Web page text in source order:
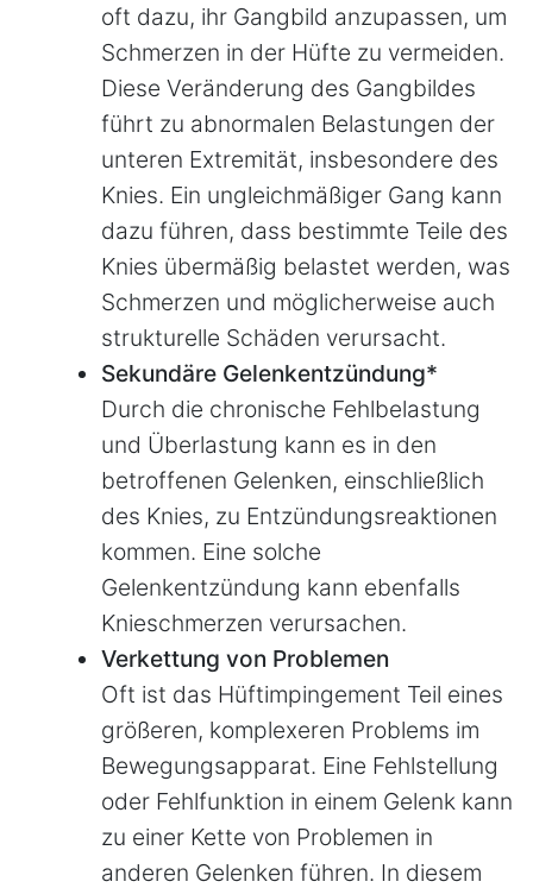
oft dazu, ihr Gangbild anzupassen, um
Schmerzen in der Hüfte zu vermeiden.
Diese Veränderung des Gangbildes
führt zu abnormalen Belastungen der
unteren Extremität, insbesondere des
Knies. Ein ungleichmäßiger Gang kann
dazu führen, dass bestimmte Teile des
Knies übermäßig belastet werden, was
Schmerzen und möglicherweise auch
strukturelle Schäden verursacht.
Sekundäre Gelenkentzündung*
Durch die chronische Fehlbelastung
und Überlastung kann es in den
betroffenen Gelenken, einschließlich
des Knies, zu Entzündungsreaktionen
kommen. Eine solche
Gelenkentzündung kann ebenfalls
Knieschmerzen verursachen.
Verkettung von Problemen
Oft ist das Hüftimpingement Teil eines
größeren, komplexeren Problems im
Bewegungsapparat. Eine Fehlstellung
oder Fehlfunktion in einem Gelenk kann
zu einer Kette von Problemen in
anderen Gelenken führen. In diesem